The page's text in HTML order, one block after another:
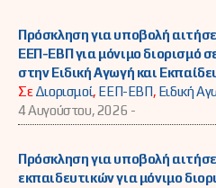
Πρόσκληση για υποβολή
ΕΕΠ-ΕΒΠ για μόνιμο διορισμό
στην Ειδική Αγωγή και
ΣεΔιορισμοί, ΕΕΠ-ΕΒΠ, Ειδική
4 Αυγούστου, 2026 -
Πρόσκληση για υποβολή
εκπαιδευτικών για μόνιμο